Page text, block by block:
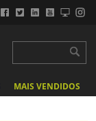
MAIS VENDIDOS